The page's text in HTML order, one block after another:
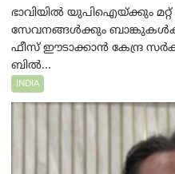
ഭാവിയിൽ യുപിഐയ്ക്കും മറ്റ്
സേവനങ്ങൾക്കും
ഫീസ് ഈടാക്കാൻ കേന്ദ്ര
ബിൽ...
INDIA